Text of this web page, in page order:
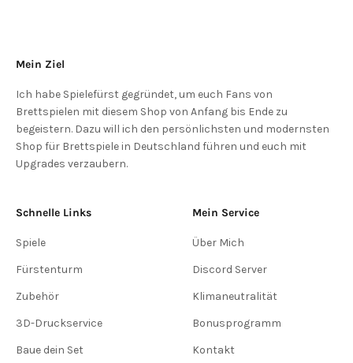
Mein Ziel
Ich habe Spielefürst gegründet, um euch Fans von
Brettspielen mit diesem Shop von Anfang bis Ende zu
begeistern. Dazu will ich den persönlichsten und modernsten
Shop für Brettspiele in Deutschland führen und euch mit
Upgrades verzaubern.
Schnelle Links
Spiele
Fürstenturm
Zubehör
3D-Druckservice
Baue dein Set
Mein Service
Über Mich
Discord Server
Klimaneutralität
Bonusprogramm
Kontakt